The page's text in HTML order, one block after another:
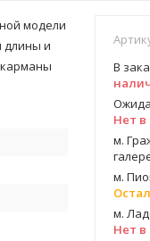
модели
длины и
В
Нет
м.
м.
м.
Нет